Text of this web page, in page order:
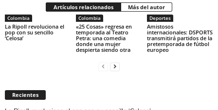
Artículos relacionados Más del autor
Colombia
La Ripoll revoluciona el
pop con su sencillo
‘Celosa’
Colombia
«25 Cosas» regresa en
temporada al Teatro
Petra: una comedia
donde una mujer
despierta siendo otra
Deportes
Amistosos
internacionales: DSPORTS
transmitirá partidos de la
pretemporada de fútbol
europeo
Recientes